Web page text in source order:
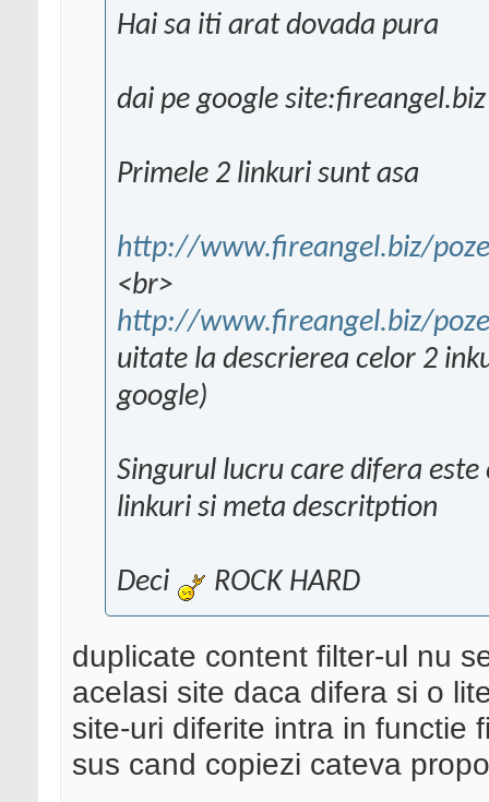
Hai sa iti arat dovada pura
dai pe google
Primele 2 linkuri sunt asa
http://www.fireangel.biz/
<br>
http://www.fireangel.biz/
uitate la descrierea celor 2
google)
Singurul lucru care difera
linkuri si meta descritption
Deci ROCK HARD
duplicate content filter-ul nu
acelasi site daca difera si o
site-uri diferite intra in functie
sus cand copiezi cateva